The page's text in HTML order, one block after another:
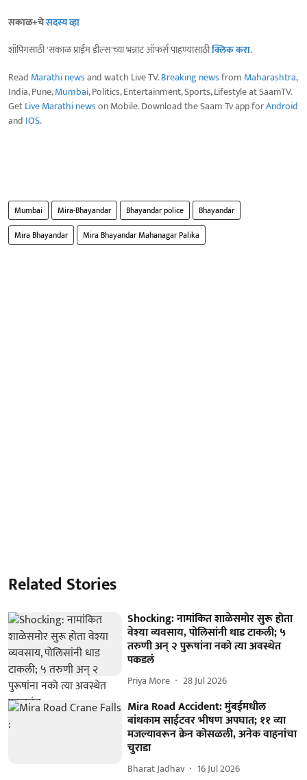
सकाळ+चेसदस्य व्हा
शॉपिंगसाठी 'सकाळ प्राईम डील्स'च्या भन्नाट ऑफर्स पाहण्यासाठीक्लिक करा.
Read Marathi newsand watch Live TV.Breaking newsfrom Maharashtra,
India, Pune,Mumbai, Politics, Entertainment, Sports, Lifestyle at SaamTV.
GetLive Marathi newson Mobile. Download the Saam Tv app forAndroid
and IOS.
Mumbai Mira-Bhayandar Bhayandar police
Bhayandar
Mira Bhayandar
Mira Bhayandar Mahanagar Palika
Related Stories
Shocking: नामांकित शाळेसमोर सुरू होता
वेश्या व्यवसाय, पोलिसांनी धाड टाकली; ५
तरुणी अन् २ पुरूषांना नको त्या अवस्थेत
पकडलं
Priya More 28 Jul 2026
Mira Road Accident: मुंबईमधील
बांधकाम साईटवर भीषण अपघात; ११ व्या
मजल्यावरून क्रेन कोसळली, अनेक वाहनांचा
चुराडा
Bharat Jadhav 16 Jul 2026